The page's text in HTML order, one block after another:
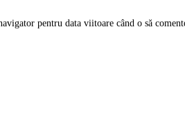
pentru data viitoare când o să